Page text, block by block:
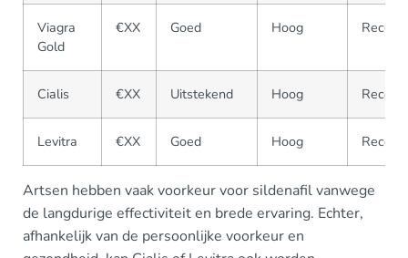
Viagra
Gold
€XX Goed Hoog
Cialis €XX Uitstekend Hoog
Levitra €XX Goed Hoog
Artsen hebben vaak voorkeur voor sildenafil vanwege
de langdurige effectiviteit en brede ervaring. Echter,
afhankelijk van de persoonlijke voorkeur en